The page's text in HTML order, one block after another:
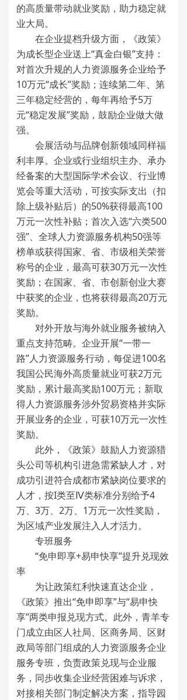
的高质量带动就业奖励，助力稳定就
业大局。
在企业提档升级方面，《政策》
为成长型企业送上“真金白银”支持：
对首次升规的人力资源服务企业给予
10万元“成长”奖励；连续第二年、第
三年稳定经营的，每年再给予5万
元“稳定发展”奖励，鼓励企业做大做
强。
会展活动与品牌创新领域同样福
利丰厚。企业或行业组织主办、承办
经备案的大型国际学术会议、行业博
览会等重大活动，可按实际支出（扣
除上级补贴后）的50%获得最高100
万元一次性补贴；首次入选“六类500
强”、全球人力资源服务机构50强等
榜单或获得国家、省、市级相关荣誉
称号的企业，最高可获30万元一次性
奖励；在国家、省、市创新创业大赛
中获奖的企业，也将获得最高20万元
奖励。
对外开放与海外就业服务被纳入
重点支持范畴。企业开展“一带一
路”人力资源服务行动，每促进100名
我国公民海外高质量就业可获2万元
奖励，累计最高奖励100万元；新取
得人力资源服务涉外贸易资格并实际
开展业务的企业，可获10万元一次性
奖励。
此外，《政策》鼓励人力资源猎
头公司等机构引进急需紧缺人才，对
成功引进符合成都市紧缺岗位要求的
人才，按I类至Ⅳ类标准分别给予4
万、3万、2万、1万元一次性奖励，
为区域产业发展注入人才活力。
专班服务
“免申即享+易申快享”提升兑现效
率
为让政策红利快速直达企业，
《政策》推出“免申即享”与“易申快
享”两类申报兑现方式。此外，青羊专
门成立由区人社局、区商务局、区财
政局等部门组成的人力资源服务企业
服务专班，负责政策兑现与企业服
务，同步收集企业经营困难与诉求，
对接相关部门制定解决方案，指导园